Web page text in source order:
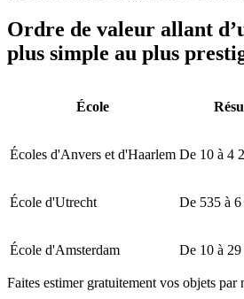
Ordre de valeur allant
plus simple au plus
École
Écoles d'Anvers et d'Haarlem De 10 à 4
École d'Utrecht De 535 à
École d'Amsterdam De 10 à
Faites estimer gratuitement vos objets par